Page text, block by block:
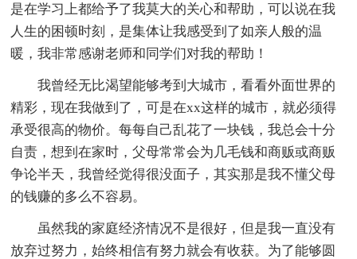
是在学习上都给予了我莫大的关心和帮助，可以说在我
人生的困顿时刻，是集体让我感受到了如亲人般的温
暖，我非常感谢老师和同学们对我的帮助！
我曾经无比渴望能够考到大城市，看看外面世界的
精彩，现在我做到了，可是在xx这样的城市，就必须得
承受很高的物价。每每自己乱花了一块钱，我总会十分
自责，想到在家时，父母常常会为几毛钱和商贩或商贩
争论半天，我曾经觉得很没面子，其实那是我不懂父母
的钱赚的多么不容易。
虽然我的家庭经济情况不是很好，但是我一直没有
放弃过努力，始终相信有努力就会有收获。为了能够圆